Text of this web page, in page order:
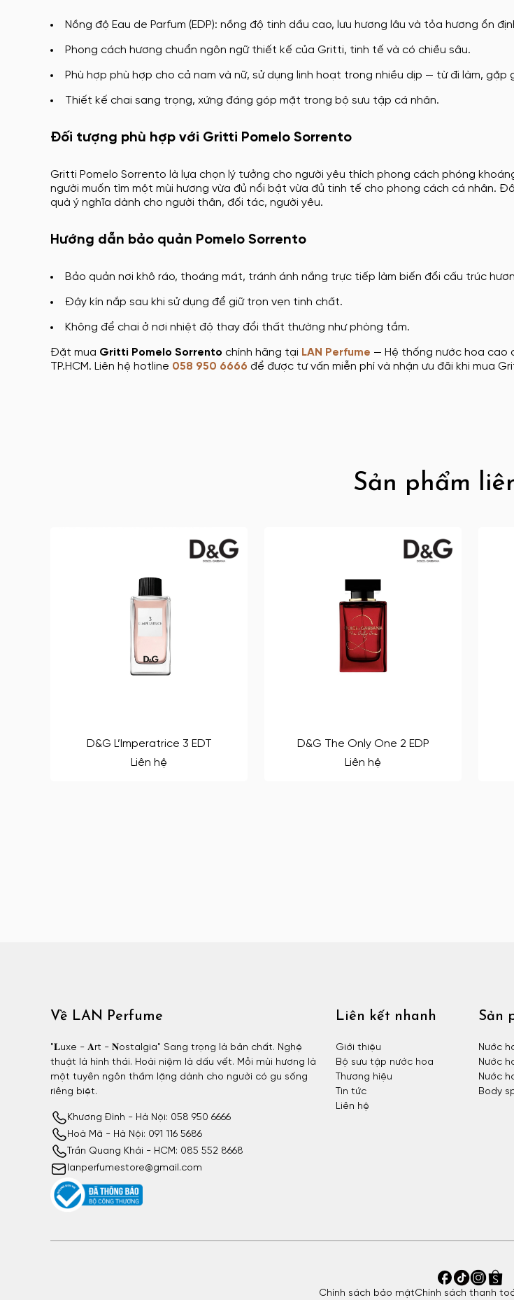
Nồng độ Eau de Parfum (EDP): nồng độ tinh dầu cao, lưu hương lâu và tỏa hương ổn
Phong cách hương chuẩn ngôn ngữ thiết kế của Gritti, tinh tế và có chiều sâu.
Phù hợp phù hợp cho cả nam và nữ, sử dụng linh hoạt trong nhiều dịp — từ đi làm, gặp
Thiết kế chai sang trọng, xứng đáng góp mặt trong bộ sưu tập cá nhân.
Đối tượng phù hợp với Gritti Pomelo Sorrento
Gritti Pomelo Sorrento là lựa chọn lý tưởng cho người yêu thích phong cách phóng
người muốn tìm một mùi hương vừa đủ nổi bật vừa đủ tinh tế cho phong cách cá nhân.
quà ý nghĩa dành cho người thân, đối tác, người yêu.
Hướng dẫn bảo quản Pomelo Sorrento
Bảo quản nơi khô ráo, thoáng mát, tránh ánh nắng trực tiếp làm biến đổi cấu trúc
Đậy kín nắp sau khi sử dụng để giữ trọn vẹn tinh chất.
Không để chai ở nơi nhiệt độ thay đổi thất thường như phòng tắm.
Đặt mua Gritti Pomelo Sorrento chính hãng tại LAN Perfume — Hệ thống nước hoa cao
TP.HCM. Liên hệ hotline 058 950 6666 để được tư vấn miễn phí và nhận ưu đãi khi mua
Sản phẩm
D&G L’Imperatrice 3 EDT
Liên hệ
D&G The Only One 2 EDP
Liên hệ
Về LAN Perfume
"𝐋uxe - 𝐀rt - 𝐍ostalgia" Sang trọng là bản chất. Nghệ
thuật là hình thái. Hoài niệm là dấu vết. Mỗi mùi hương là
một tuyên ngôn thầm lặng dành cho người có gu sống
riêng biệt.
Khương Đình - Hà Nội: 058 950 6666
Hoà Mã - Hà Nội: 091 116 5686
Trần Quang Khải - HCM: 085 552 8668
lanperfumestore@gmail.com
Liên kết nhanh
Giới thiệu
Bộ sưu tập nước hoa
Thương hiệu
Tin tức
Liên hệ
Sản
Nước
Nước
Nước
Body
Chính sách bảo mậtChính sách thanh